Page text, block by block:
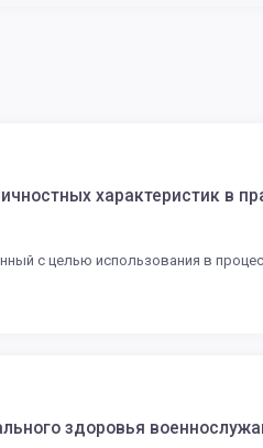
характеристик в
с целью использования в
здоровья